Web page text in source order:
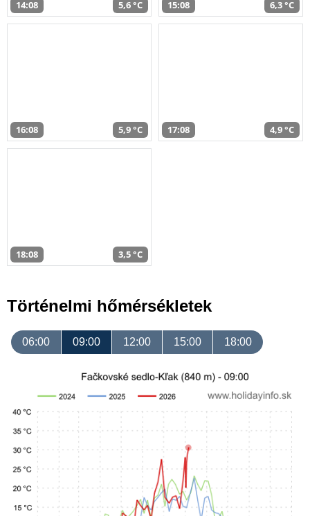
14:08 5,6 °C 15:08 6,3 °C
16:08 5,9 °C 17:08 4,9 °C
18:08 3,5 °C
Történelmi hőmérsékletek
06:00 09:00 12:00 15:00 18:00